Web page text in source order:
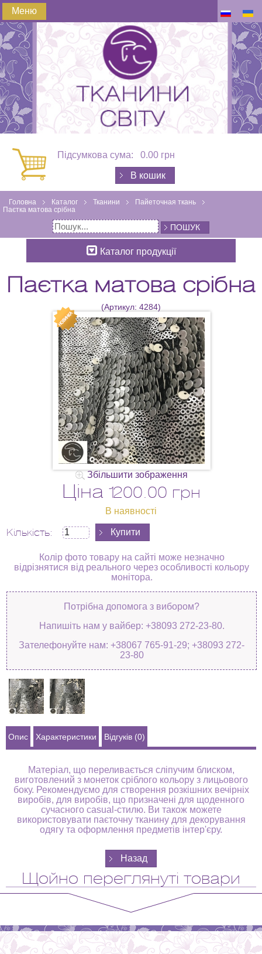
Меню
Підсумкова сума: 0.00 грн
В кошик
Головна Каталог Тканини
Пайеточная ткань
Паєтка матова срібна
ПОШУК
Каталог продукції
Паєтка матова срібна
(Артикул: 4284)
Збільшити зображення
Ціна 1200.00 грн
В наявності
Кількість:
Колір фото товару на сайті може незначно
відрізнятися від реального через особливості кольору
монітора.
Потрібна допомога з вибором?
Напишіть нам у вайбер: +38093 272-23-80.
Зателефонуйте нам: +38067 765-91-29; +38093 272-
23-80
Опис Характеристики Відгуків (0)
Матеріал, що переливається сліпучим блиском,
виготовлений з монеток сріблого кольору з лицьового
боку. Рекомендуємо для створення розкішних вечірніх
виробів, для виробів, що призначені для щоденного
сучасного casual-стилю. Ви також можете
використовувати паєточну тканину для декорування
одягу та оформлення предметів інтер'єру.
Щойно переглянуті товари